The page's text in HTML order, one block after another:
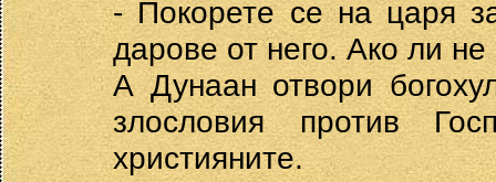
- Покорете се на царя
дарове от него. Ако ли
А Дунаан отвори
злословия против
християните.